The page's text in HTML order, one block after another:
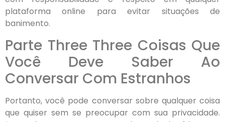
plataforma online para evitar situações de
banimento.
Parte Three Three Coisas Que
Você Deve Saber Ao
Conversar Com Estranhos
Portanto, você pode conversar sobre qualquer coisa
que quiser sem se preocupar com sua privacidade.